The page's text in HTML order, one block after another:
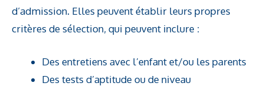
d’admission. Elles peuvent établir leurs propres
critères de sélection, qui peuvent inclure :
Des entretiens avec l’enfant et/ou les parents
Des tests d’aptitude ou de niveau